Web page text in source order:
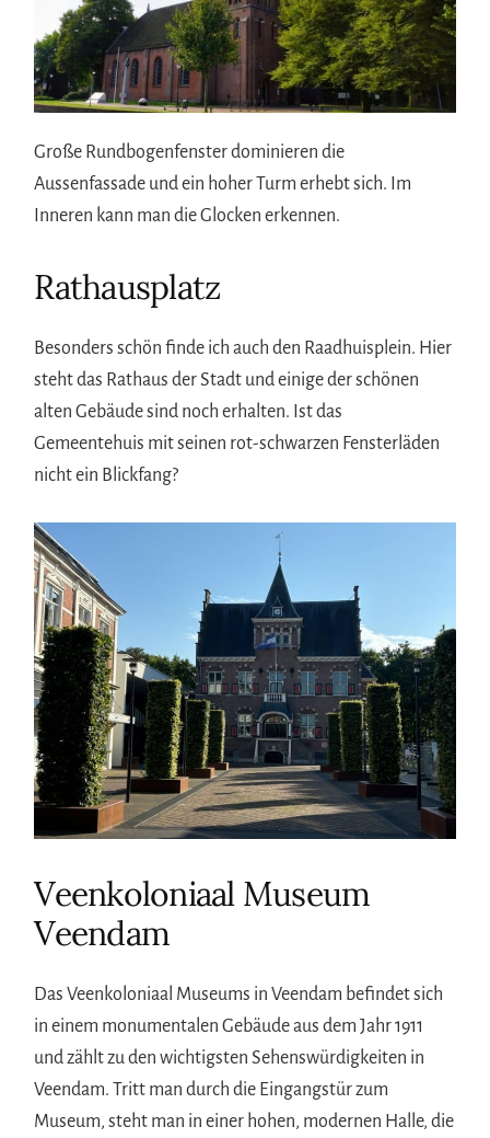
Große Rundbogenfenster dominieren die
Aussenfassade und ein hoher Turm erhebt sich. Im
Inneren kann man die Glocken erkennen.
Rathausplatz
Besonders schön finde ich auch den Raadhuisplein. Hier
steht das Rathaus der Stadt und einige der schönen
alten Gebäude sind noch erhalten. Ist das
Gemeentehuis mit seinen rot-schwarzen Fensterläden
nicht ein Blickfang?
Veenkoloniaal Museum
Veendam
Das Veenkoloniaal Museums in Veendam befindet sich
in einem monumentalen Gebäude aus dem Jahr 1911
und zählt zu den wichtigsten Sehenswürdigkeiten in
Veendam. Tritt man durch die Eingangstür zum
Museum, steht man in einer hohen, modernen Halle, die